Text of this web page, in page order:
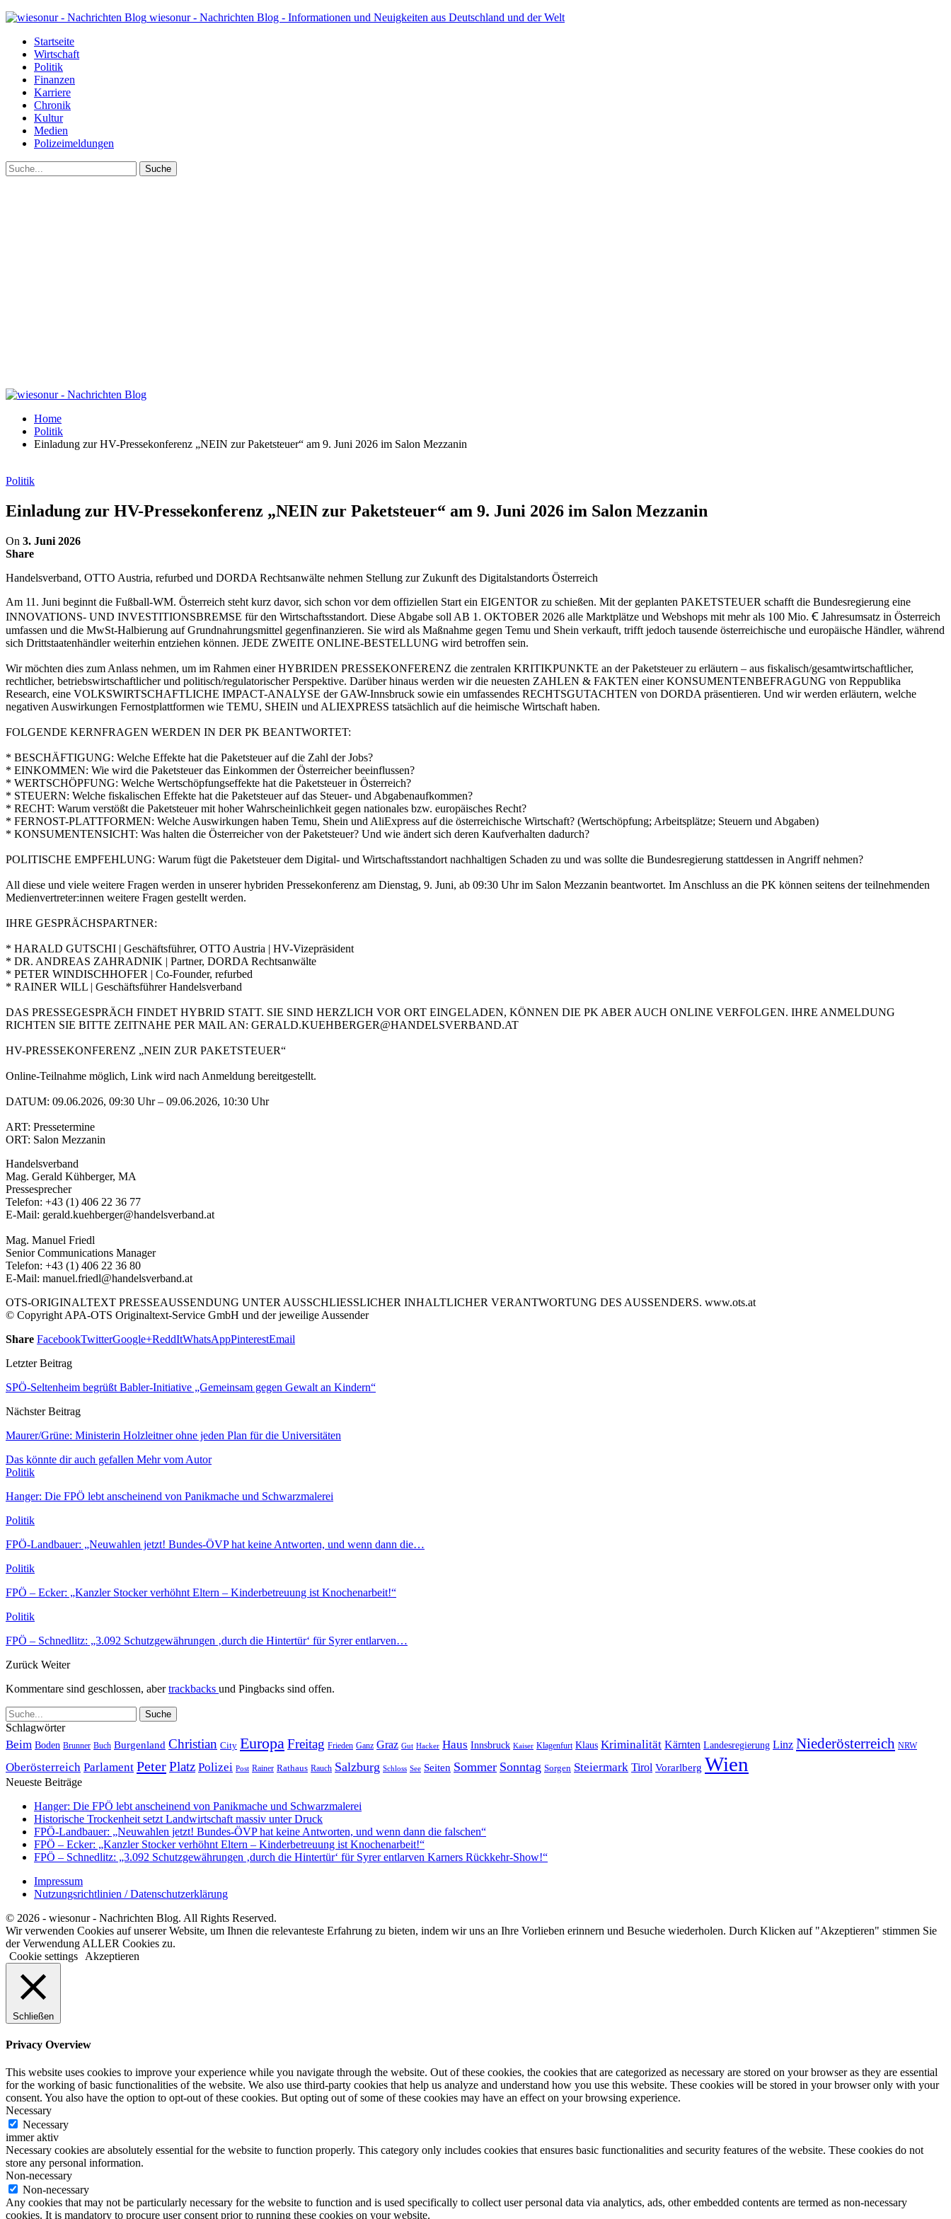
wiesonur - Nachrichten Blog - Informationen und Neuigkeiten aus Deutschland und der Welt
Startseite
Wirtschaft
Politik
Finanzen
Karriere
Chronik
Kultur
Medien
Polizeimeldungen
Home
Politik
Einladung zur HV-Pressekonferenz „NEIN zur Paketsteuer“ am 9. Juni 2026 im Salon Mezzanin
Politik
Einladung zur HV-Pressekonferenz „NEIN zur Paketsteuer“ am 9. Juni 2026 im Salon Mezzanin
On 3. Juni 2026
Share
Handelsverband, OTTO Austria, refurbed und DORDA Rechtsanwälte nehmen Stellung zur Zukunft des Digitalstandorts Österreich
Am 11. Juni beginnt die Fußball-WM. Österreich steht kurz davor, sich schon vor dem offiziellen Start ein EIGENTOR zu schießen. Mit der geplanten PAKETSTEUER schafft die Bundesregierung eine
INNOVATIONS- UND INVESTITIONSBREMSE für den Wirtschaftsstandort. Diese Abgabe soll AB 1. OKTOBER 2026 alle Marktplätze und Webshops mit mehr als 100 Mio. Ꞓ Jahresumsatz in Österreich
umfassen und die MwSt-Halbierung auf Grundnahrungsmittel gegenfinanzieren. Sie wird als Maßnahme gegen Temu und Shein verkauft, trifft jedoch tausende österreichische und europäische Händler, während
sich Drittstaatenhändler weiterhin entziehen können. JEDE ZWEITE ONLINE-BESTELLUNG wird betroffen sein.
Wir möchten dies zum Anlass nehmen, um im Rahmen einer HYBRIDEN PRESSEKONFERENZ die zentralen KRITIKPUNKTE an der Paketsteuer zu erläutern – aus fiskalisch/gesamtwirtschaftlicher,
rechtlicher, betriebswirtschaftlicher und politisch/regulatorischer Perspektive. Darüber hinaus werden wir die neuesten ZAHLEN & FAKTEN einer KONSUMENTENBEFRAGUNG von Reppublika
Research, eine VOLKSWIRTSCHAFTLICHE IMPACT-ANALYSE der GAW-Innsbruck sowie ein umfassendes RECHTSGUTACHTEN von DORDA präsentieren. Und wir werden erläutern, welche
negativen Auswirkungen Fernostplattformen wie TEMU, SHEIN und ALIEXPRESS tatsächlich auf die heimische Wirtschaft haben.
FOLGENDE KERNFRAGEN WERDEN IN DER PK BEANTWORTET:
* BESCHÄFTIGUNG: Welche Effekte hat die Paketsteuer auf die Zahl der Jobs?
* EINKOMMEN: Wie wird die Paketsteuer das Einkommen der Österreicher beeinflussen?
* WERTSCHÖPFUNG: Welche Wertschöpfungseffekte hat die Paketsteuer in Österreich?
* STEUERN: Welche fiskalischen Effekte hat die Paketsteuer auf das Steuer- und Abgabenaufkommen?
* RECHT: Warum verstößt die Paketsteuer mit hoher Wahrscheinlichkeit gegen nationales bzw. europäisches Recht?
* FERNOST-PLATTFORMEN: Welche Auswirkungen haben Temu, Shein und AliExpress auf die österreichische Wirtschaft? (Wertschöpfung; Arbeitsplätze; Steuern und Abgaben)
* KONSUMENTENSICHT: Was halten die Österreicher von der Paketsteuer? Und wie ändert sich deren Kaufverhalten dadurch?
POLITISCHE EMPFEHLUNG: Warum fügt die Paketsteuer dem Digital- und Wirtschaftsstandort nachhaltigen Schaden zu und was sollte die Bundesregierung stattdessen in Angriff nehmen?
All diese und viele weitere Fragen werden in unserer hybriden Pressekonferenz am Dienstag, 9. Juni, ab 09:30 Uhr im Salon Mezzanin beantwortet. Im Anschluss an die PK können seitens der teilnehmenden
Medienvertreter:innen weitere Fragen gestellt werden.
IHRE GESPRÄCHSPARTNER:
* HARALD GUTSCHI | Geschäftsführer, OTTO Austria | HV-Vizepräsident
* DR. ANDREAS ZAHRADNIK | Partner, DORDA Rechtsanwälte
* PETER WINDISCHHOFER | Co-Founder, refurbed
* RAINER WILL | Geschäftsführer Handelsverband
DAS PRESSEGESPRÄCH FINDET HYBRID STATT. SIE SIND HERZLICH VOR ORT EINGELADEN, KÖNNEN DIE PK ABER AUCH ONLINE VERFOLGEN. IHRE ANMELDUNG
RICHTEN SIE BITTE ZEITNAHE PER MAIL AN: GERALD.KUEHBERGER@HANDELSVERBAND.AT
HV-PRESSEKONFERENZ „NEIN ZUR PAKETSTEUER“
Online-Teilnahme möglich, Link wird nach Anmeldung bereitgestellt.
DATUM: 09.06.2026, 09:30 Uhr – 09.06.2026, 10:30 Uhr
ART: Pressetermine
ORT: Salon Mezzanin
Handelsverband
Mag. Gerald Kühberger, MA
Pressesprecher
Telefon: +43 (1) 406 22 36 77
E-Mail: gerald.kuehberger@handelsverband.at
Mag. Manuel Friedl
Senior Communications Manager
Telefon: +43 (1) 406 22 36 80
E-Mail: manuel.friedl@handelsverband.at
OTS-ORIGINALTEXT PRESSEAUSSENDUNG UNTER AUSSCHLIESSLICHER INHALTLICHER VERANTWORTUNG DES AUSSENDERS. www.ots.at
© Copyright APA-OTS Originaltext-Service GmbH und der jeweilige Aussender
Share FacebookTwitterGoogle+ReddItWhatsAppPinterestEmail
Letzter Beitrag
SPÖ-Seltenheim begrüßt Babler-Initiative „Gemeinsam gegen Gewalt an Kindern“
Nächster Beitrag
Maurer/Grüne: Ministerin Holzleitner ohne jeden Plan für die Universitäten
Das könnte dir auch gefallen Mehr vom Autor
Politik
Hanger: Die FPÖ lebt anscheinend von Panikmache und Schwarzmalerei
Politik
FPÖ-Landbauer: „Neuwahlen jetzt! Bundes-ÖVP hat keine Antworten, und wenn dann die…
Politik
FPÖ – Ecker: „Kanzler Stocker verhöhnt Eltern – Kinderbetreuung ist Knochenarbeit!“
Politik
FPÖ – Schnedlitz: „3.092 Schutzgewährungen ‚durch die Hintertür‘ für Syrer entlarven…
Zurück Weiter
Kommentare sind geschlossen, abertrackbacks und Pingbacks sind offen.
Schlagwörter
Beim Boden Brunner Buch Burgenland Christian City Europa Freitag Frieden Ganz Graz Gut Hacker Haus Innsbruck Kaiser Klagenfurt Klaus Kriminalität Kärnten Landesregierung Linz Niederösterreich NRW
Oberösterreich Parlament PeterPlatz Polizei Post Rainer Rathaus Rauch Salzburg Schloss See Seiten Sommer Sonntag Sorgen Steiermark Tirol Vorarlberg Wien
Neueste Beiträge
Hanger: Die FPÖ lebt anscheinend von Panikmache und Schwarzmalerei
Historische Trockenheit setzt Landwirtschaft massiv unter Druck
FPÖ-Landbauer: „Neuwahlen jetzt! Bundes-ÖVP hat keine Antworten, und wenn dann die falschen“
FPÖ – Ecker: „Kanzler Stocker verhöhnt Eltern – Kinderbetreuung ist Knochenarbeit!“
FPÖ – Schnedlitz: „3.092 Schutzgewährungen ‚durch die Hintertür‘ für Syrer entlarven Karners Rückkehr-Show!“
Impressum
Nutzungsrichtlinien / Datenschutzerklärung
© 2026 - wiesonur - Nachrichten Blog. All Rights Reserved.
Wir verwenden Cookies auf unserer Website, um Ihnen die relevanteste Erfahrung zu bieten, indem wir uns an Ihre Vorlieben erinnern und Besuche wiederholen. Durch Klicken auf "Akzeptieren" stimmen Sie
der Verwendung ALLER Cookies zu.
Cookie settings
Akzeptieren
Schließen
Privacy Overview
This website uses cookies to improve your experience while you navigate through the website. Out of these cookies, the cookies that are categorized as necessary are stored on your browser as they are essential
for the working of basic functionalities of the website. We also use third-party cookies that help us analyze and understand how you use this website. These cookies will be stored in your browser only with your
consent. You also have the option to opt-out of these cookies. But opting out of some of these cookies may have an effect on your browsing experience.
Necessary
Necessary
immer aktiv
Necessary cookies are absolutely essential for the website to function properly. This category only includes cookies that ensures basic functionalities and security features of the website. These cookies do not
store any personal information.
Non-necessary
Non-necessary
Any cookies that may not be particularly necessary for the website to function and is used specifically to collect user personal data via analytics, ads, other embedded contents are termed as non-necessary
cookies. It is mandatory to procure user consent prior to running these cookies on your website.